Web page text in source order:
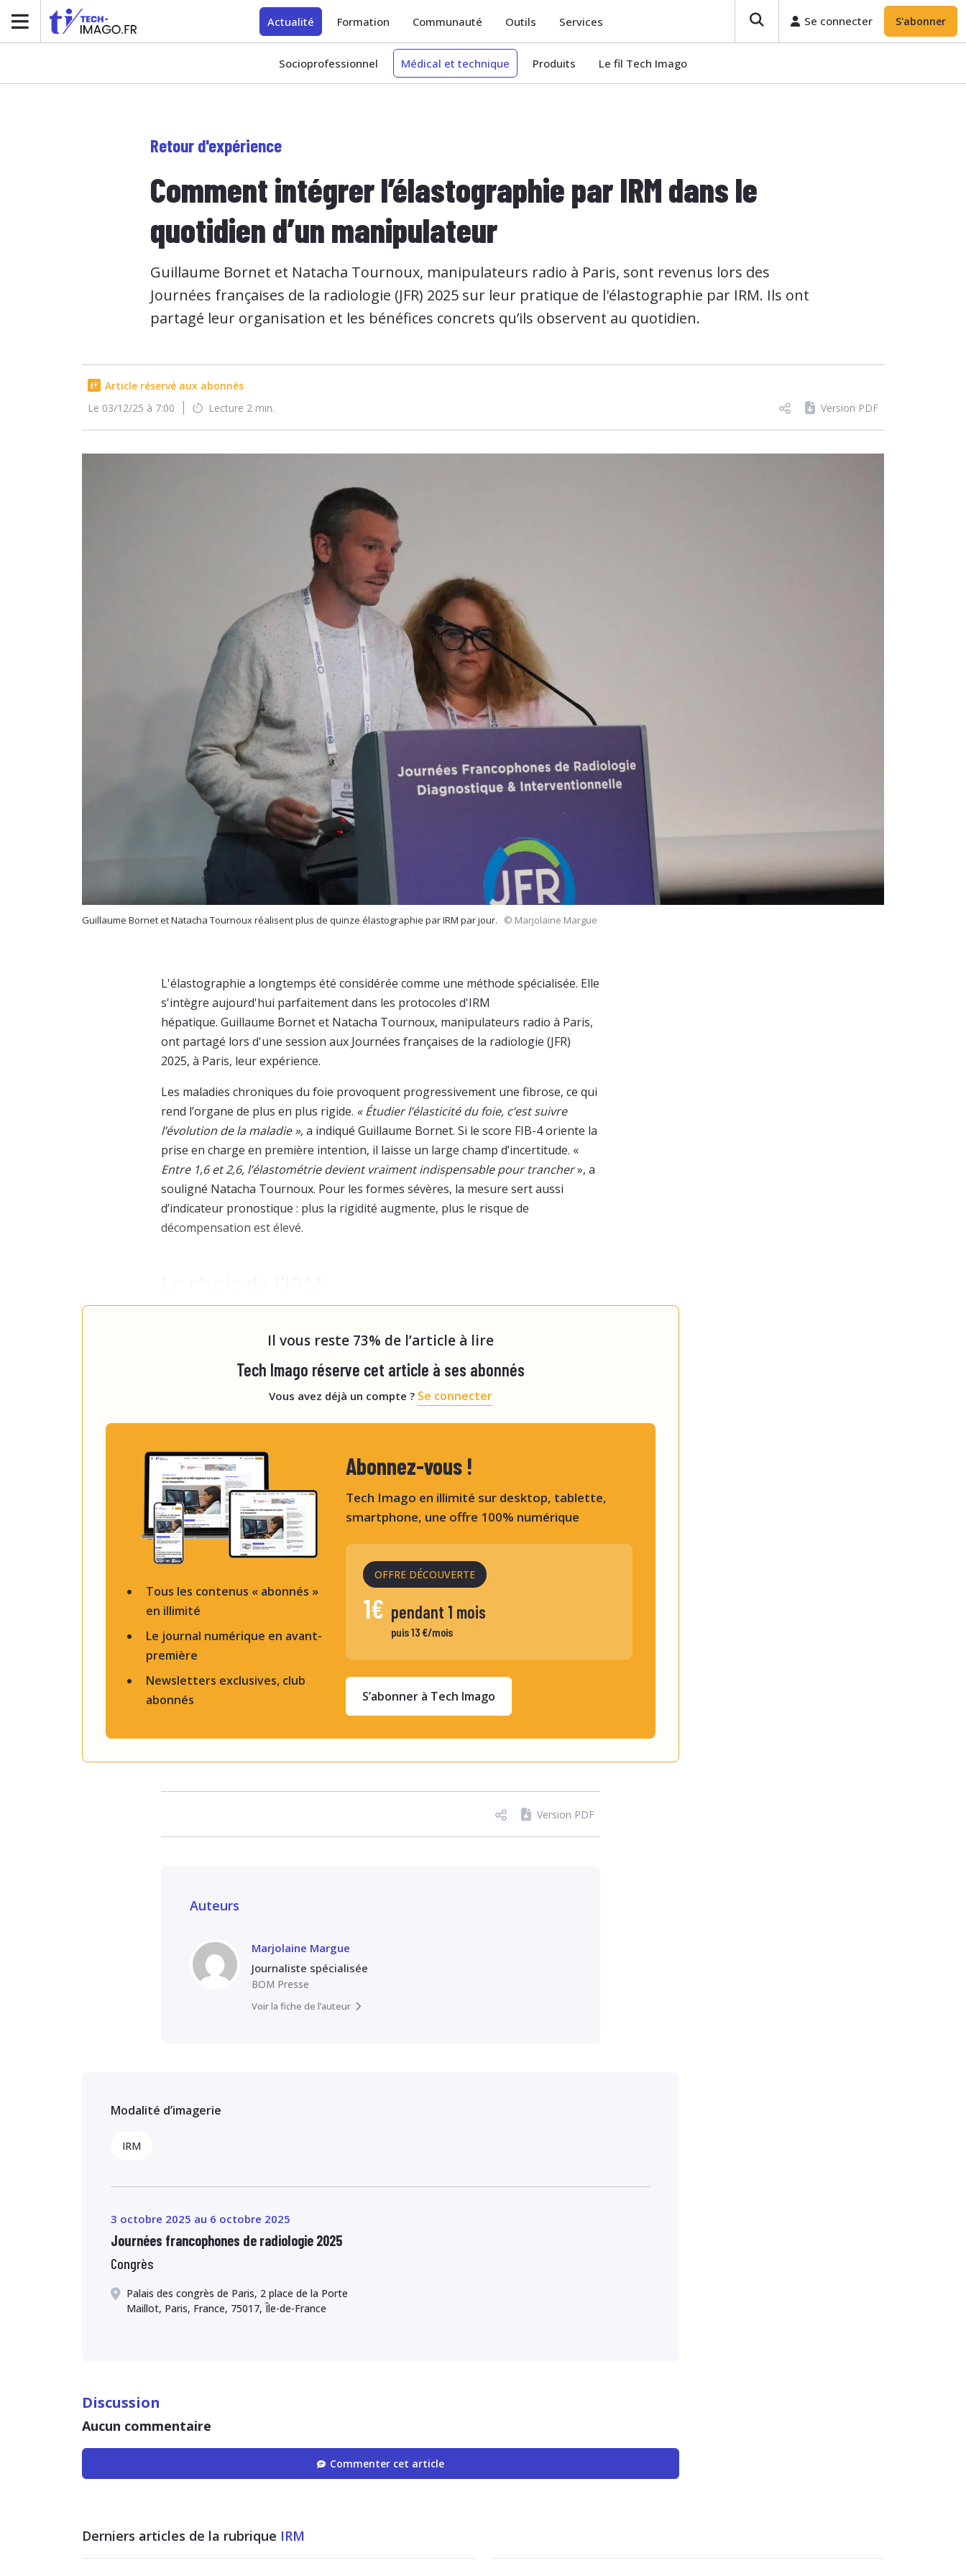
Actualité Formation Communauté Outils Services Se connecter S'abonner
Socioprofessionnel Médical et technique Produits Le fil Tech Imago
Retour d'expérience
Comment intégrer l’élastographie par IRM dans le
quotidien d’un manipulateur
Guillaume Bornet et Natacha Tournoux, manipulateurs radio à Paris, sont revenus lors des
Journées françaises de la radiologie (JFR) 2025 sur leur pratique de l'élastographie par IRM. Ils ont
partagé leur organisation et les bénéfices concrets qu’ils observent au quotidien.
Article réservé aux abonnés
Le 03/12/25 à 7:00
Lecture 2 min. Version PDF
Guillaume Bornet et Natacha Tournoux réalisent plus de quinze élastographie par IRM par jour. © Marjolaine Margue
L'élastographie a longtemps été considérée comme une méthode spécialisée. Elle
s'intègre aujourd'hui parfaitement dans les protocoles d'IRM
hépatique. Guillaume Bornet et Natacha Tournoux, manipulateurs radio à Paris,
ont partagé lors d'une session aux Journées françaises de la radiologie (JFR)
2025, à Paris, leur expérience.
Les maladies chroniques du foie provoquent progressivement une fibrose, ce qui
rend l’organe de plus en plus rigide. « Étudier l’élasticité du foie, c’est suivre
l’évolution de la maladie », a indiqué Guillaume Bornet. Si le score FIB-4 oriente la
prise en charge en première intention, il laisse un large champ d’incertitude. «
Entre 1,6 et 2,6, l’élastométrie devient vraiment indispensable pour trancher», a
souligné Natacha Tournoux. Pour les formes sévères, la mesure sert aussi
d’indicateur pronostique : plus la rigidité augmente, plus le risque de
décompensation est élevé.
Il vous reste 73% de l’article à lire
Tech Imago réserve cet article à ses abonnés
Vous avez déjà un compte ? Se connecter
Tous les contenus « abonnés »
en illimité
Le journal numérique en avant-
première
Newsletters exclusives, club
abonnés
Abonnez-vous !
Tech Imago en illimité sur desktop, tablette,
smartphone, une offre 100% numérique
OFFRE DÉCOUVERTE
1€ pendant 1 mois
puis 13 €/mois
S’abonner à Tech Imago
Version PDF
Auteurs
Marjolaine Margue
Journaliste spécialisée
BOM Presse
Voir la fiche de l’auteur
Modalité d’imagerie
IRM
3 octobre 2025 au 6 octobre 2025
Journées francophones de radiologie 2025
Congrès
Palais des congrès de Paris, 2 place de la Porte
Maillot, Paris, France, 75017, Île-de-France
Discussion
Aucun commentaire
Commenter cet article
Derniers articles de la rubrique IRM